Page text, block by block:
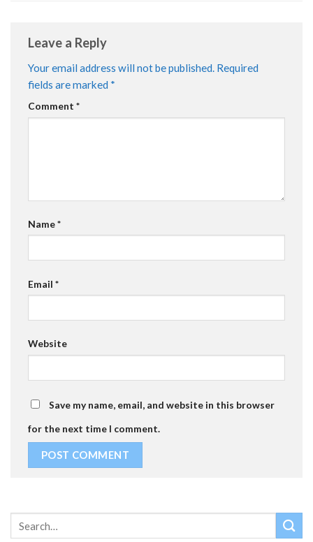
Leave a Reply
Your email address will not be published. Required
fields are marked *
Comment *
Name*
Email *
Website
Save my name, email, and website in this browser
for the next time I comment.